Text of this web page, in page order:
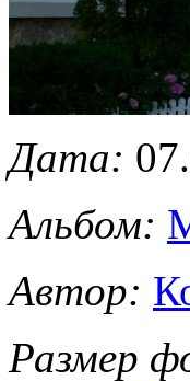
Дата:
Альбом:
Автор:
Размер